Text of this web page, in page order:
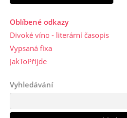
Oblíbené odkazy
Divoké víno - literární časopis
Vypsaná fixa
JakToPřijde
Vyhledávání